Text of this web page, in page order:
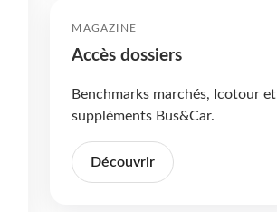
MAGAZINE
Accès dossiers
Benchmarks marchés, Icotour et
suppléments Bus&Car.
Découvrir